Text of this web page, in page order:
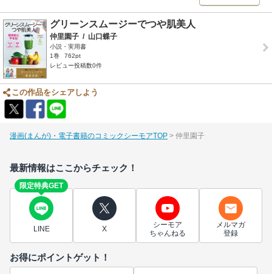
グリーンスムージーでつや肌美人
仲里園子 / 山口蝶子
小説・実用書
1巻
762pt
レビュー投稿数0件
この作品をシェアしよう
漫画(まんが)・電子書籍のコミックシーモアTOP 仲里園子
最新情報はここからチェック！
限定特典GET
LINE X
シーモア
ちゃんねる
メルマガ
登録
お得にポイントゲット！